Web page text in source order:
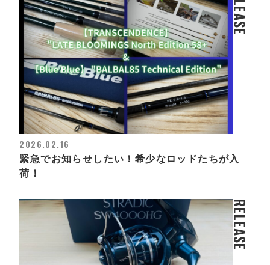
2026.02.16
緊急でお知らせしたい！希少なロッドたちが入
荷！
RELEASE